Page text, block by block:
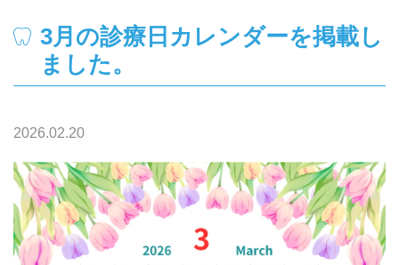
3月の診療日カレンダーを掲載し
ました。
2026.02.20